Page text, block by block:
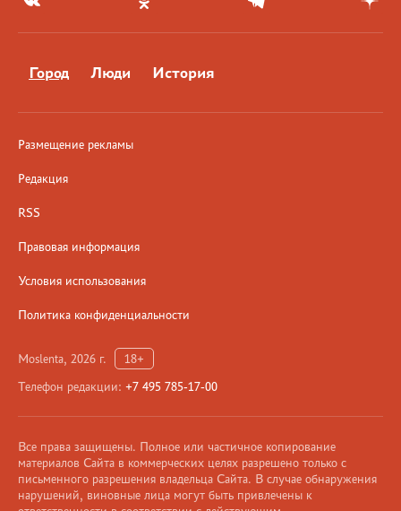
Город Люди История
Размещение рекламы
Редакция
RSS
Правовая информация
Условия использования
Политика конфиденциальности
Moslenta, 2026 г.
18+
Телефон редакции: +7 495 785-17-00
Все права защищены. Полное или частичное копирование
материалов Сайта в коммерческих целях разрешено только с
письменного разрешения владельца Сайта. В случае обнаружения
нарушений, виновные лица могут быть привлечены к